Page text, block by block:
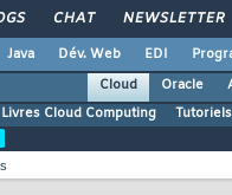
CHAT NEWSLETTER
Java Dév. Web EDI
Cloud
Oracle
Livres Cloud Computing